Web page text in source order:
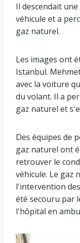
Il descendait
véhicule et a
gaz naturel.
Les images ont
Istanbul.
avec la voiture
du volant. Il a
gaz naturel et
Des équipes de
gaz naturel ont
retrouver le
véhicule. Le gaz
l'intervention
été secouru par
l'hôpital en